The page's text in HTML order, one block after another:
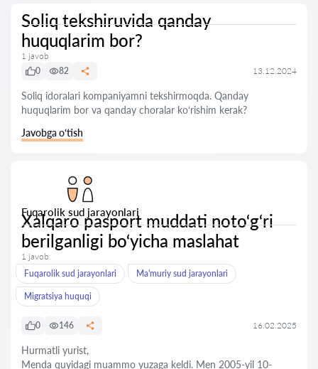
Soliq tekshiruvida qanday
huquqlarim bor?
1 javob
0
82 13.12.2024
Soliq idoralari kompaniyamni tekshirmoqda. Qanday
huquqlarim bor va qanday choralar ko‘rishim kerak?
Javobga o‘tish
Fuqarolik sud jarayonlari
Xalqaro pasport muddati noto‘g‘ri
berilganligi bo‘yicha maslahat
1 javob
Fuqarolik sud jarayonlari
Ma'muriy sud jarayonlari
Migratsiya huquqi
0 146 16.02.2025
Hurmatli yurist,
Menda quyidagi muammo yuzaga keldi. Men 2005-yil 10-